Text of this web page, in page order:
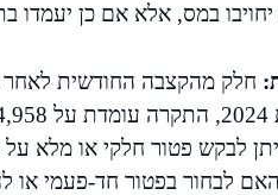
במס, אלא אם כן יעמדו
חלק מהקצבה החודשית לאחר
לבקש פטור חלקי או מלא
לבחור בפטור חד-פעמי או